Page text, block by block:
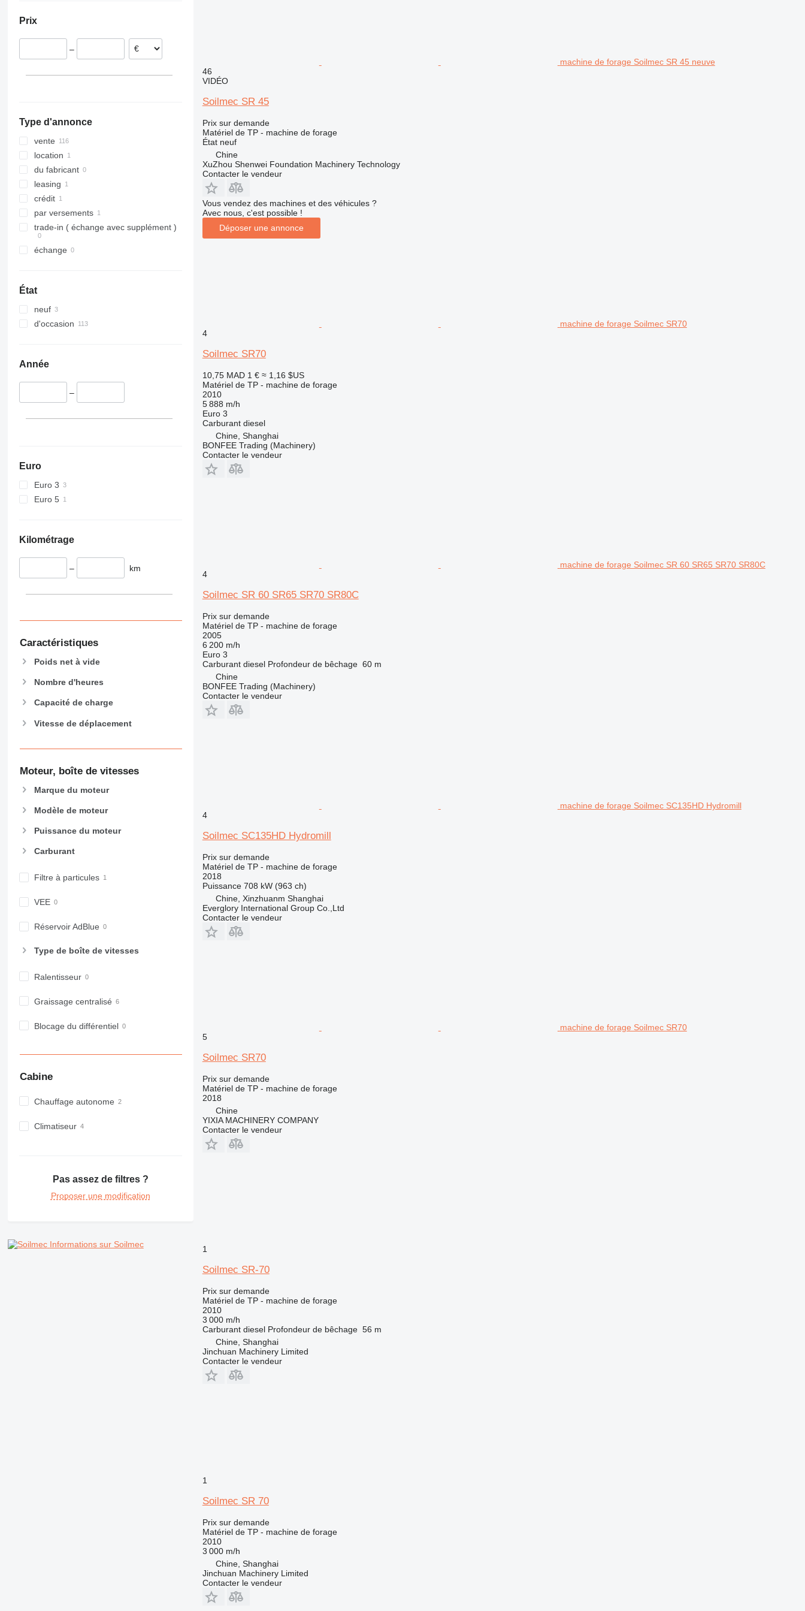
314
320
321
322
323
324
325
326
329
336
350
365
395
416
434
444
906
907
926
928
931
938
953
963
966
973
980
990
AP
CB
E-series
GC
M-series
PM
437
8026
8030
8035
CT
JS
JZ
NXT
S-Series
VMT
4069
Toucan
XZ
Portugal
Pologne
Prix
–
Type d'annonce
vente
location
du fabricant
leasing
crédit
par versements
trade-in ( échange avec supplément )
échange
État
neuf
d'occasion
Année
–
Euro
Euro 3
Euro 5
Kilométrage
– km
Caractéristiques
Poids net à vide
Nombre d'heures
Capacité de charge
Vitesse de déplacement
Moteur, boîte de vitesses
Marque du moteur
Modèle de moteur
Puissance du moteur
Carburant
Filtre à particules
VEE
Réservoir AdBlue
Type de boîte de vitesses
Ralentisseur
Graissage centralisé
Blocage du différentiel
Cabine
Chauffage autonome
Climatiseur
Pas assez de filtres ?
Proposer une modification
Informations sur Soilmec
machine de forage Soilmec SR 45 neuve
46
VIDÉO
Soilmec SR 45
Prix sur demande
Matériel de TP - machine de forage
Étatneuf
Chine
XuZhou Shenwei Foundation Machinery Technology
Contacter le vendeur
Vous vendez des machines et des véhicules ?
Avec nous, c'est possible !
Déposer une annonce
machine de forage Soilmec SR70
4
Soilmec SR70
10,75 MAD 1 € ≈ 1,16 $US
Matériel de TP - machine de forage
2010
5 888 m/h
Euro 3
Carburant diesel
Chine, Shanghai
BONFEE Trading (Machinery)
Contacter le vendeur
machine de forage Soilmec SR 60 SR65 SR70 SR80C
4
Soilmec SR 60 SR65 SR70 SR80C
Prix sur demande
Matériel de TP - machine de forage
2005
6 200 m/h
Euro 3
Carburant diesel Profondeur de bêchage 60 m
Chine
BONFEE Trading (Machinery)
Contacter le vendeur
machine de forage Soilmec SC135HD Hydromill
4
Soilmec SC135HD Hydromill
Prix sur demande
Matériel de TP - machine de forage
2018
Puissance 708 kW (963 ch)
Chine, Xinzhuanm Shanghai
Everglory International Group Co.,Ltd
Contacter le vendeur
machine de forage Soilmec SR70
5
Soilmec SR70
Prix sur demande
Matériel de TP - machine de forage
2018
Chine
YIXIA MACHINERY COMPANY
Contacter le vendeur
1
Soilmec SR-70
Prix sur demande
Matériel de TP - machine de forage
2010
3 000 m/h
Carburant diesel Profondeur de bêchage 56 m
Chine, Shanghai
Jinchuan Machinery Limited
Contacter le vendeur
1
Soilmec SR 70
Prix sur demande
Matériel de TP - machine de forage
2010
3 000 m/h
Chine, Shanghai
Jinchuan Machinery Limited
Contacter le vendeur